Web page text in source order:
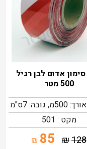
אדום לבן רגיל
500 מטר
גובה: 7ס"מ
מקט : 501
128
₪
85
₪